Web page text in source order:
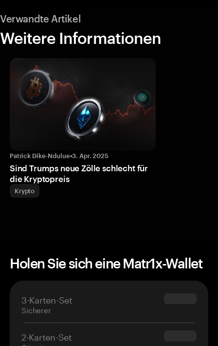
Verwandte Artikel
Weitere Informationen
Patrick Dike-Ndulue•3. Apr. 2025
Sind Trumps neue Zölle schlecht für
die Kryptopreis
Krypto
Holen Sie sich eine Matr1x-Wallet
3-Karten-Set
Sicherer
$69.90
2-Karten-Set $54.90